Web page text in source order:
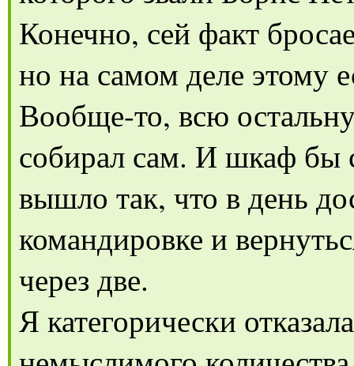
Конечно, сей факт
но на самом деле этому
Вообще-то, всю
собирал сам. И шкаф бы
вышло так, что в день
командировке и
через две.
Я категорически